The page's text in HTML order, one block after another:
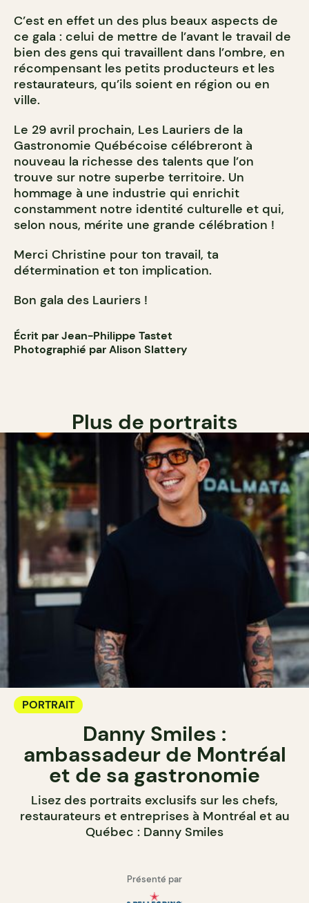
C’est en effet un des plus beaux aspects de
ce gala : celui de mettre de l’avant le travail de
bien des gens qui travaillent dans l’ombre, en
récompensant les petits producteurs et les
restaurateurs, qu’ils soient en région ou en
ville.
Le 29 avril prochain, Les Lauriers de la
Gastronomie Québécoise célébreront à
nouveau la richesse des talents que l’on
trouve sur notre superbe territoire. Un
hommage à une industrie qui enrichit
constamment notre identité culturelle et qui,
selon nous, mérite une grande célébration !
Merci Christine pour ton travail, ta
détermination et ton implication.
Bon gala des Lauriers !
Écrit par Jean-Philippe Tastet
Photographié par Alison Slattery
Plus de portraits
PORTRAIT
Danny Smiles :
ambassadeur de Montréal
et de sa gastronomie
Lisez des portraits exclusifs sur les chefs,
restaurateurs et entreprises à Montréal et au
Québec : Danny Smiles
Présenté par